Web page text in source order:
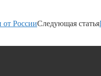
от РоссииСледующая статья